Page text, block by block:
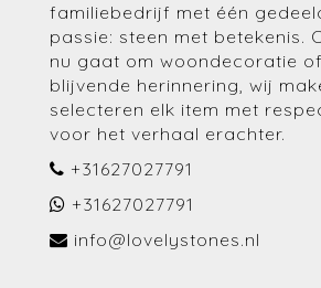
familiebedrijf met één
passie: steen met betekenis.
nu gaat om woondecoratie
blijvende herinnering, wij
selecteren elk item met
voor het verhaal erachter.
+31627027791
+31627027791
info@lovelystones.nl